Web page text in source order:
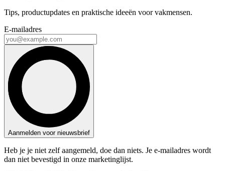
Tips, productupdates en praktische ideeën voor vakmensen.
E-mailadres
Aanmelden voor nieuwsbrief
Heb je je niet zelf aangemeld, doe dan niets. Je e-mailadres wordt
dan niet bevestigd in onze marketinglijst.